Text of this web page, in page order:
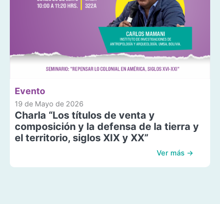
Evento
19 de Mayo de 2026
Charla “Los títulos de venta y
composición y la defensa de la tierra y
el territorio, siglos XIX y XX”
Ver más →